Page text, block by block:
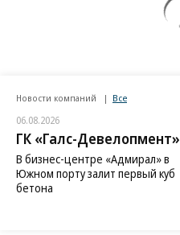
Новости компаний Все
06.08.2026
ГК «Галс-Девелопмент»
В бизнес-центре «Адмирал» в
Южном порту залит первый куб
бетона